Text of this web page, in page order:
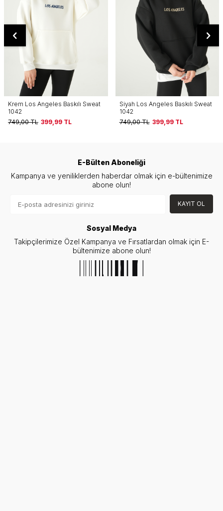
Siyah Los Angeles Baskılı Sweat
1042
749,00TL 399,99 TL
Siyah Cherry On Top Baskılı
Sweat 1041
749,00TL 399,99 TL
E-Bülten Aboneliği
Kampanya ve yeniliklerden haberdar olmak için e-bültenimize
abone olun!
KAYIT OL
Sosyal Medya
Takipçilerimize Özel Kampanya ve Fırsatlardan olmak için E-
bültenimize abone olun!